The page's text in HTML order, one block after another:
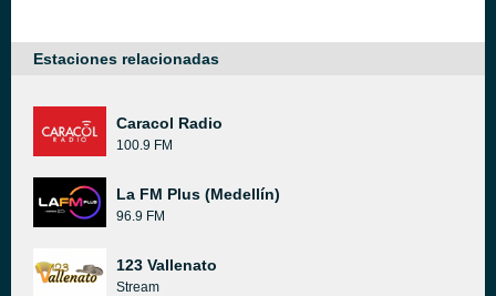
Estaciones relacionadas
Caracol Radio
100.9 FM
La FM Plus (Medellín)
96.9 FM
123 Vallenato
Stream